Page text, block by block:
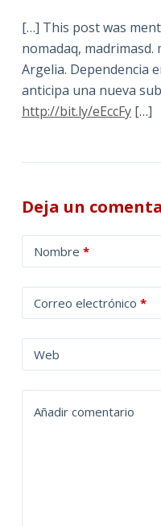
[…] This post was
nomadaq, madrimasd.
Argelia. Dependencia
anticipa una nueva
http://bit.ly/eEccFy[…]
Deja un
Nombre *
Correo electrónico *
Web
Añadir comentario
l
t
a
t